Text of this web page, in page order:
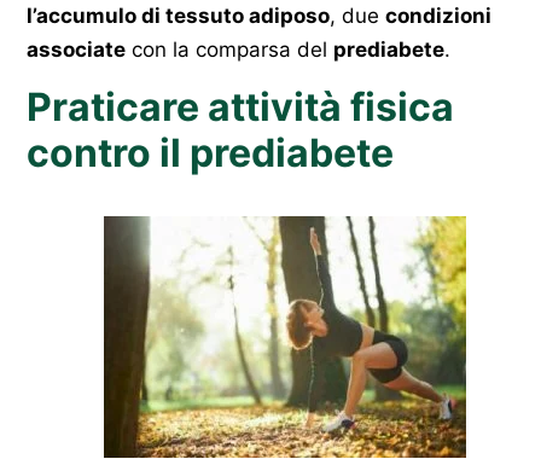
l’accumulo di tessuto adiposo, due condizioni
associate con la comparsa del prediabete.
Praticare attività fisica
contro il prediabete